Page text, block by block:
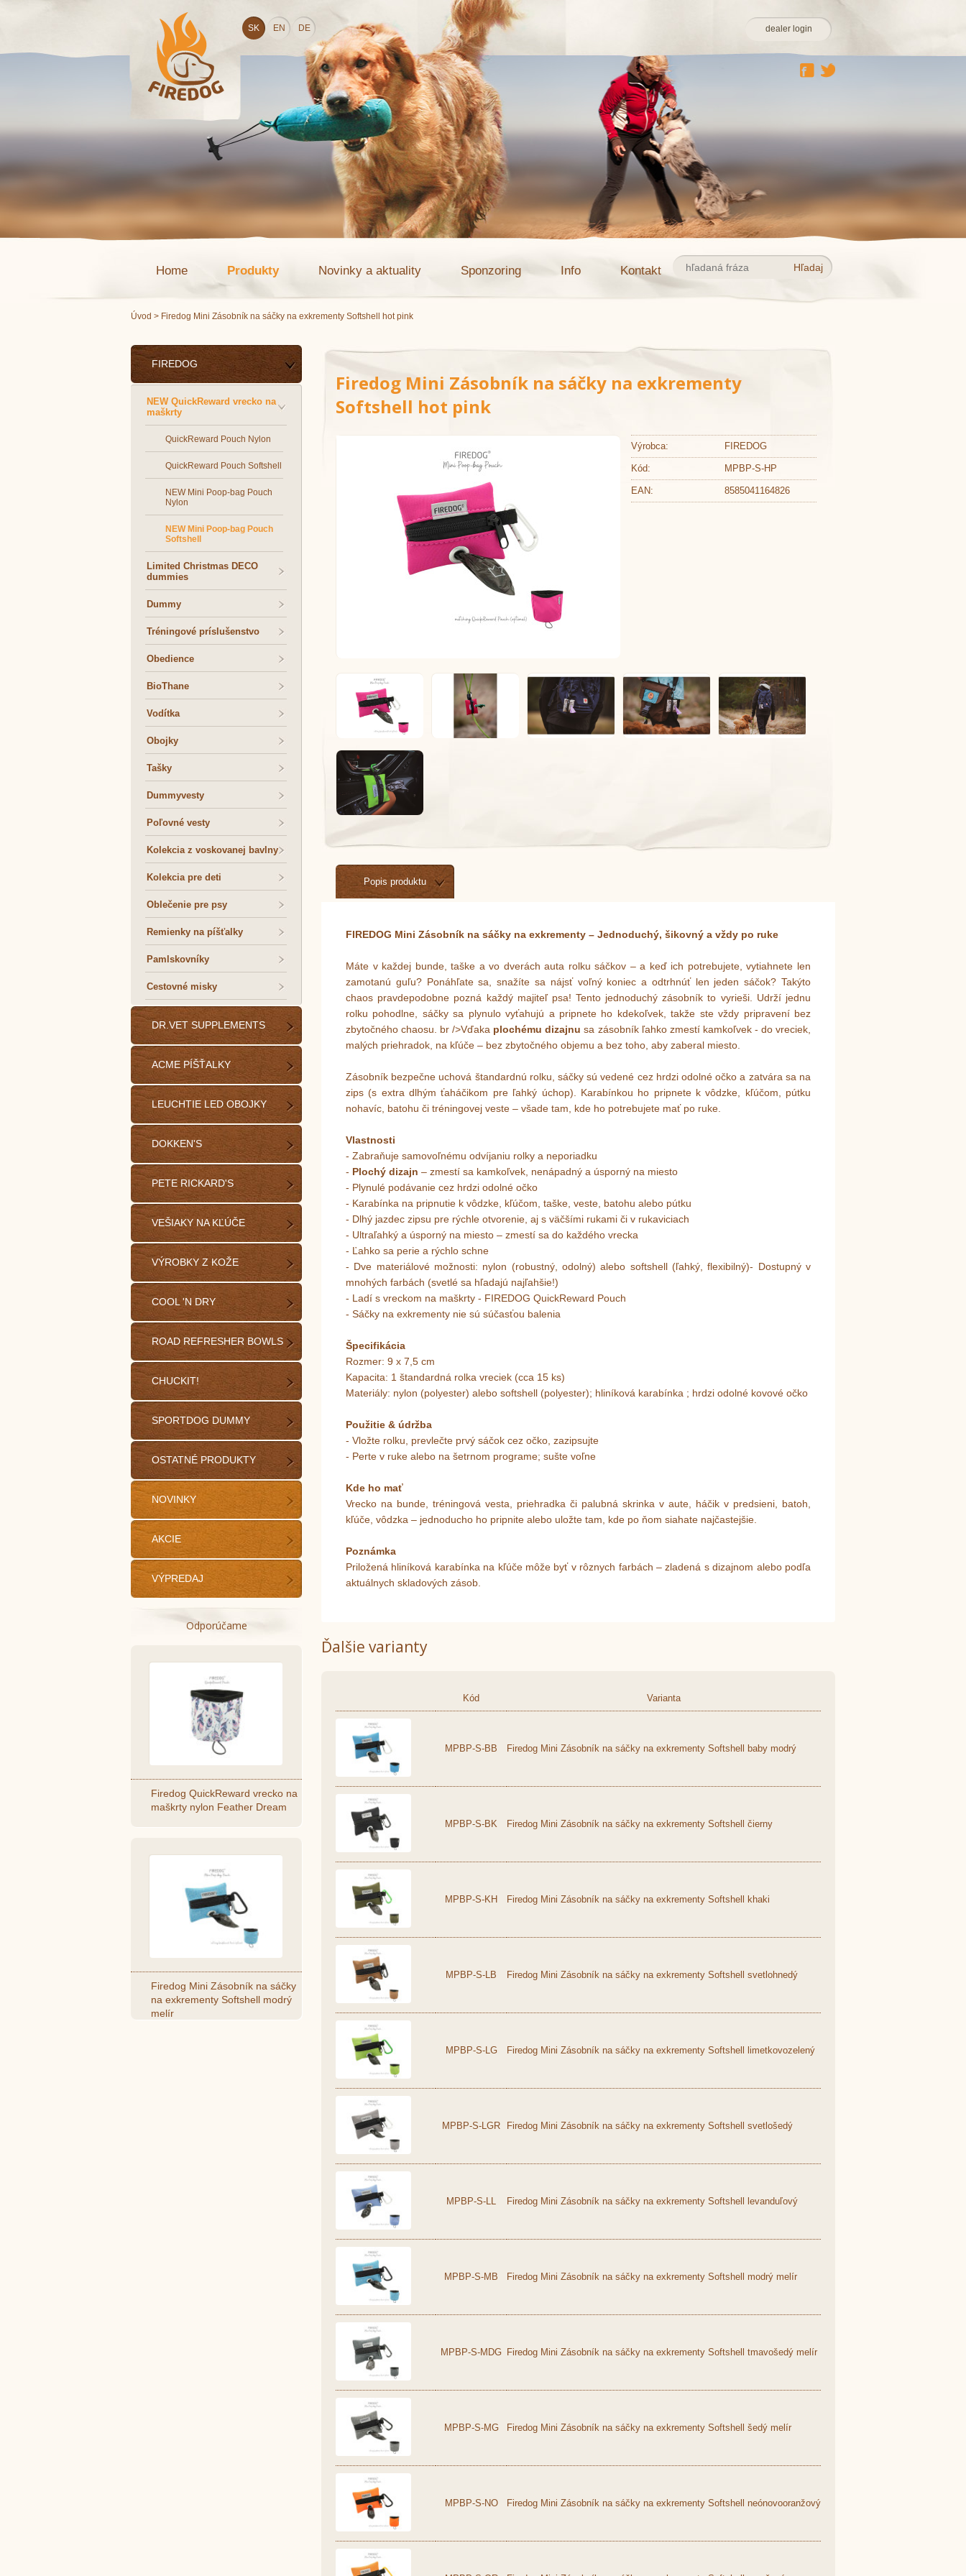
SK EN DE dealer login
Home Produkty Novinky a aktuality Sponzoring Info Kontakt
Úvod > Firedog Mini Zásobník na sáčky na exkrementy Softshell hot pink
FIREDOG
NEW QuickReward vrecko na
maškrty
QuickReward Pouch Nylon
QuickReward Pouch Softshell
NEW Mini Poop-bag Pouch
Nylon
NEW Mini Poop-bag Pouch
Softshell
Limited Christmas DECO
dummies
Dummy
Tréningové príslušenstvo
Obedience
BioThane
Vodítka
Obojky
Tašky
Dummyvesty
Poľovné vesty
Kolekcia z voskovanej bavlny
Kolekcia pre deti
Oblečenie pre psy
Remienky na píšťalky
Pamlskovníky
Cestovné misky
DR.VET SUPPLEMENTS
ACME PÍŠŤALKY
LEUCHTIE LED OBOJKY
DOKKEN'S
PETE RICKARD'S
VEŠIAKY NA KĽÚČE
VÝROBKY Z KOŽE
COOL 'N DRY
ROAD REFRESHER BOWLS
CHUCKIT!
SPORTDOG DUMMY
OSTATNÉ PRODUKTY
NOVINKY
AKCIE
VÝPREDAJ
Odporúčame
Firedog QuickReward vrecko na
maškrty nylon Feather Dream
Firedog Mini Zásobník na sáčky
na exkrementy Softshell modrý
melír
Firedog Mini Zásobník na sáčky na exkrementy
Softshell hot pink
Výrobca: FIREDOG
Kód: MPBP-S-HP
EAN: 8585041164826
Popis produktu
FIREDOG Mini Zásobník na sáčky na exkrementy – Jednoduchý, šikovný a vždy po ruke
Máte v každej bunde, taške a vo dverách auta rolku sáčkov – a keď ich potrebujete, vytiahnete len
zamotanú guľu? Ponáhľate sa, snažíte sa nájsť voľný koniec a odtrhnúť len jeden sáčok? Takýto
chaos pravdepodobne pozná každý majiteľ psa! Tento jednoduchý zásobník to vyrieši. Udrží jednu
rolku pohodlne, sáčky sa plynulo vyťahujú a pripnete ho kdekoľvek, takže ste vždy pripravení bez
zbytočného chaosu. br />Vďaka plochému dizajnu sa zásobník ľahko zmestí kamkoľvek - do vreciek,
malých priehradok, na kľúče – bez zbytočného objemu a bez toho, aby zaberal miesto.
Zásobník bezpečne uchová štandardnú rolku, sáčky sú vedené cez hrdzi odolné očko a zatvára sa na
zips (s extra dlhým ťaháčikom pre ľahký úchop). Karabínkou ho pripnete k vôdzke, kľúčom, pútku
nohavíc, batohu či tréningovej veste – všade tam, kde ho potrebujete mať po ruke.
Vlastnosti
- Zabraňuje samovoľnému odvíjaniu rolky a neporiadku
- Plochý dizajn – zmestí sa kamkoľvek, nenápadný a úsporný na miesto
- Plynulé podávanie cez hrdzi odolné očko
- Karabínka na pripnutie k vôdzke, kľúčom, taške, veste, batohu alebo pútku
- Dlhý jazdec zipsu pre rýchle otvorenie, aj s väčšími rukami či v rukaviciach
- Ultraľahký a úsporný na miesto – zmestí sa do každého vrecka
- Ľahko sa perie a rýchlo schne
- Dve materiálové možnosti: nylon (robustný, odolný) alebo softshell (ľahký, flexibilný)- Dostupný v
mnohých farbách (svetlé sa hľadajú najľahšie!)
- Ladí s vreckom na maškrty - FIREDOG QuickReward Pouch
- Sáčky na exkrementy nie sú súčasťou balenia
Špecifikácia
Rozmer: 9 x 7,5 cm
Kapacita: 1 štandardná rolka vreciek (cca 15 ks)
Materiály: nylon (polyester) alebo softshell (polyester); hliníková karabínka ; hrdzi odolné kovové očko
Použitie & údržba
- Vložte rolku, prevlečte prvý sáčok cez očko, zazipsujte
- Perte v ruke alebo na šetrnom programe; sušte voľne
Kde ho mať
Vrecko na bunde, tréningová vesta, priehradka či palubná skrinka v aute, háčik v predsieni, batoh,
kľúče, vôdzka – jednoducho ho pripnite alebo uložte tam, kde po ňom siahate najčastejšie.
Poznámka
Priložená hliníková karabínka na kľúče môže byť v rôznych farbách – zladená s dizajnom alebo podľa
aktuálnych skladových zásob.
Ďalšie varianty
Kód Varianta
MPBP-S-BB Firedog Mini Zásobník na sáčky na exkrementy Softshell baby modrý
MPBP-S-BK Firedog Mini Zásobník na sáčky na exkrementy Softshell čierny
MPBP-S-KH Firedog Mini Zásobník na sáčky na exkrementy Softshell khaki
MPBP-S-LB Firedog Mini Zásobník na sáčky na exkrementy Softshell svetlohnedý
MPBP-S-LG Firedog Mini Zásobník na sáčky na exkrementy Softshell limetkovozelený
MPBP-S-LGR Firedog Mini Zásobník na sáčky na exkrementy Softshell svetlošedý
MPBP-S-LL Firedog Mini Zásobník na sáčky na exkrementy Softshell levanduľový
MPBP-S-MB Firedog Mini Zásobník na sáčky na exkrementy Softshell modrý melír
MPBP-S-MDG Firedog Mini Zásobník na sáčky na exkrementy Softshell tmavošedý melír
MPBP-S-MG Firedog Mini Zásobník na sáčky na exkrementy Softshell šedý melír
MPBP-S-NO Firedog Mini Zásobník na sáčky na exkrementy Softshell neónovooranžový